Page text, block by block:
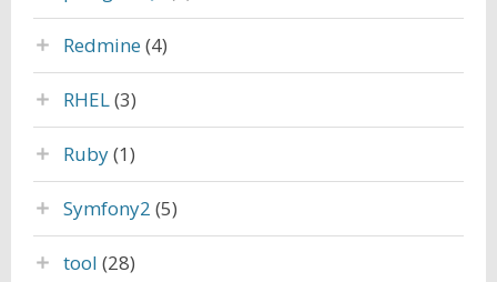
Redmine(4)
RHEL(3)
Ruby(1)
Symfony2 (5)
tool (28)